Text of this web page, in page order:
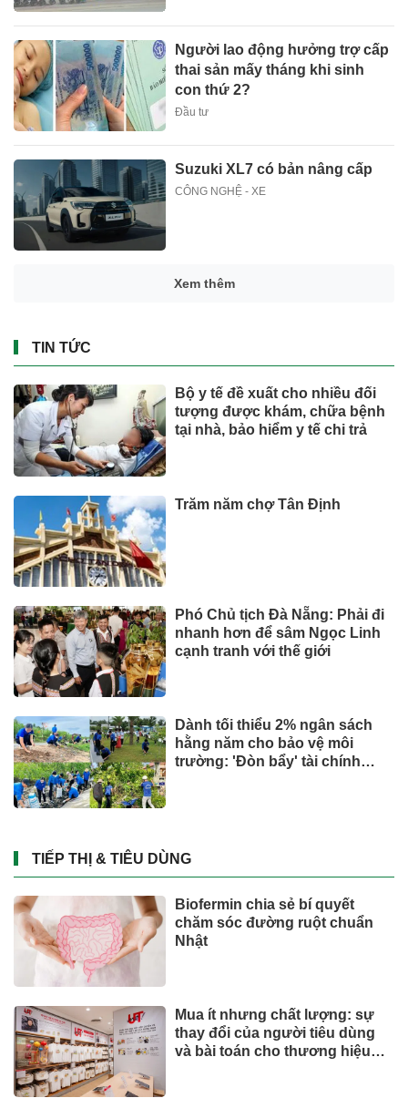
Người lao động hưởng trợ cấp
thai sản mấy tháng khi sinh
con thứ 2?
Đầu tư
Suzuki XL7 có bản nâng cấp
CÔNG NGHỆ - XE
TS Võ Trí Thành: Sẽ rất đáng
Bộ y tế đề xuất cho nhiều đối
tượng được khám, chữa bệnh
Trăm năm chợ Tân Định
AI và dữ liệu định hình tương
Phú Quý, Bảo Tín Mạnh Hải thế
nào?
Chứng khoán
Mỹ đánh giá rau "tốt bậc nhất
thế giới", người Việt ăn thường
xuyên mà không hay